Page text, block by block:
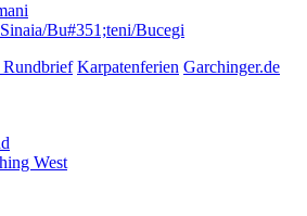
Bu#351;teni/Bucegi
Rundbrief Karpatenferien Garchinger.de
West